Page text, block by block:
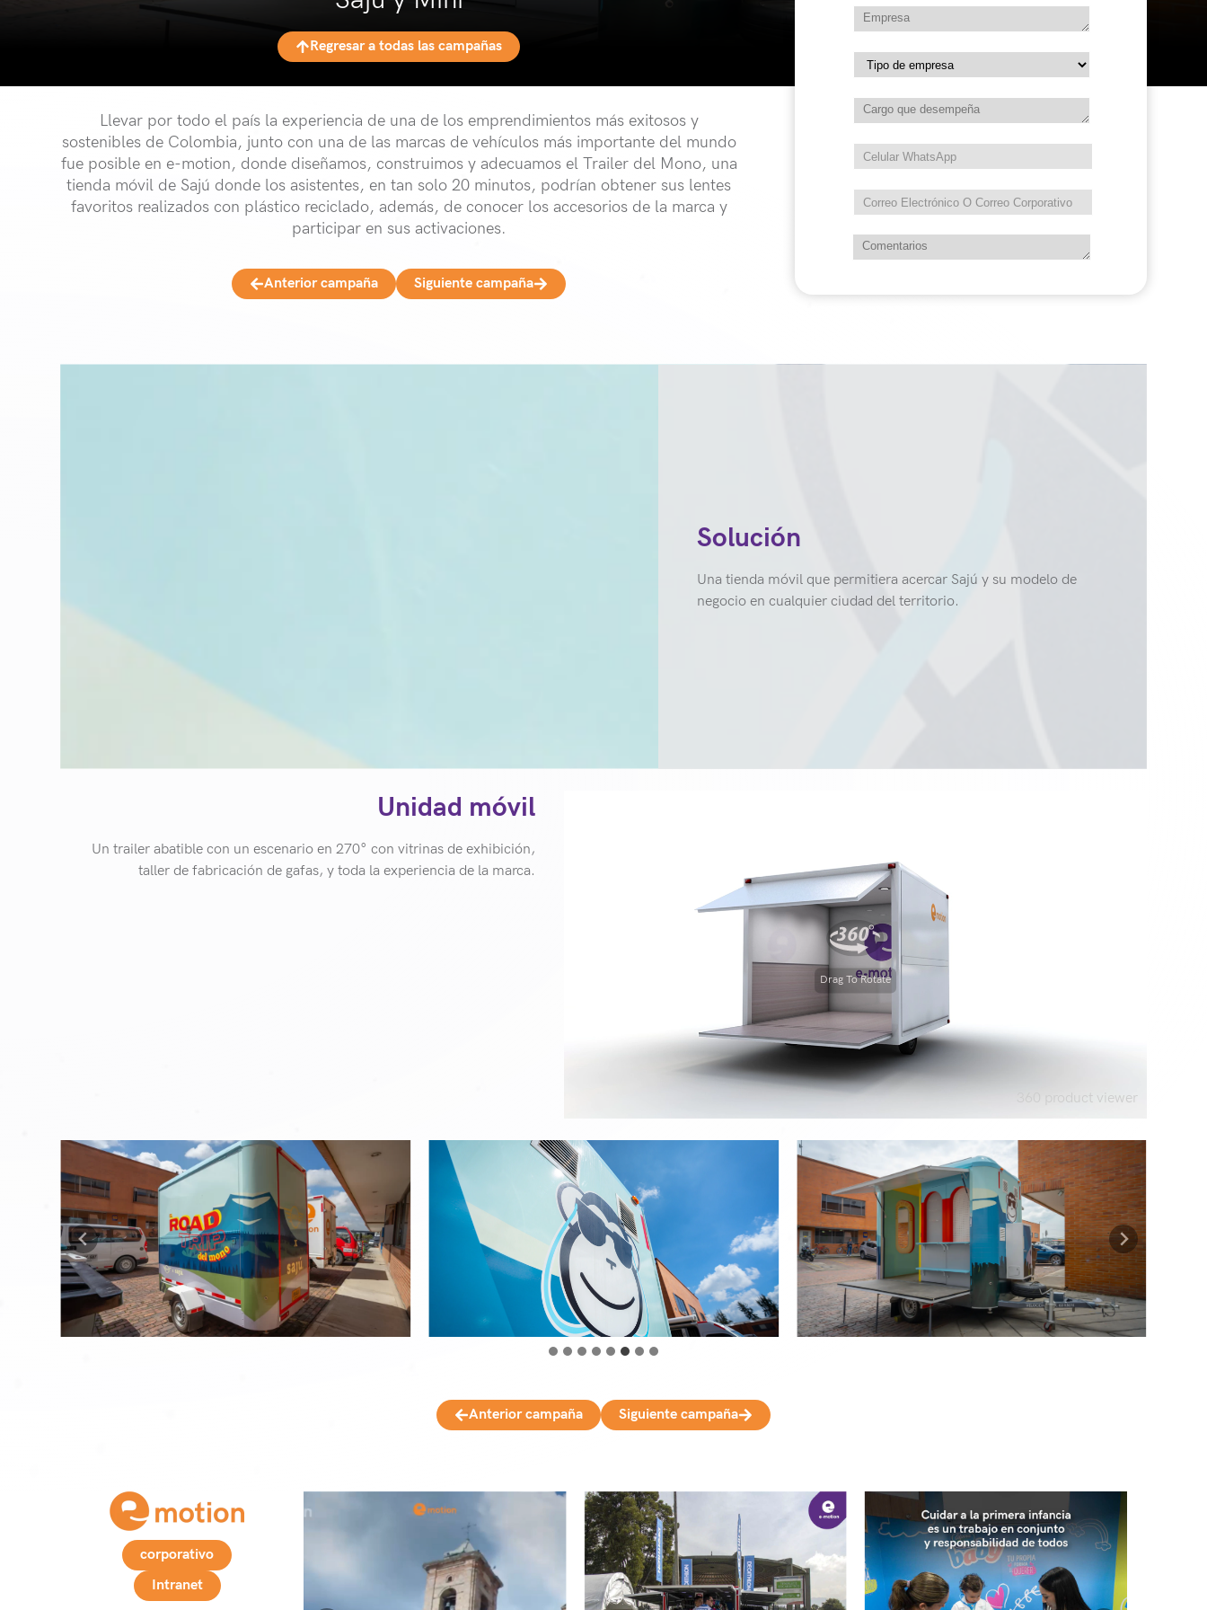
Regresar a todas las campañas
Llevar por todo el país la experiencia de una de los emprendimientos más exitosos y
sostenibles de Colombia, junto con una de las marcas de vehículos más importante del mundo
fue posible en e-motion, donde diseñamos, construimos y adecuamos el Trailer del Mono, una
tienda móvil de Sajú donde los asistentes, en tan solo 20 minutos, podrían obtener sus lentes
favoritos realizados con plástico reciclado, además, de conocer los accesorios de la marca y
participar en sus activaciones.
Anterior campaña Siguiente campaña
Solución
Una tienda móvil que permitiera acercar Sajú y su modelo de
negocio en cualquier ciudad del territorio.
Unidad móvil
Un trailer abatible con un escenario en 270° con vitrinas de exhibición,
taller de fabricación de gafas, y toda la experiencia de la marca.
360 product viewer
Drag To Rotate
Anterior campaña Siguiente campaña
corporativo
Intranet